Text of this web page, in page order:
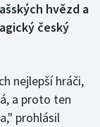
hvězd a
český
nejlepší hráči,
a proto ten
prohlásil